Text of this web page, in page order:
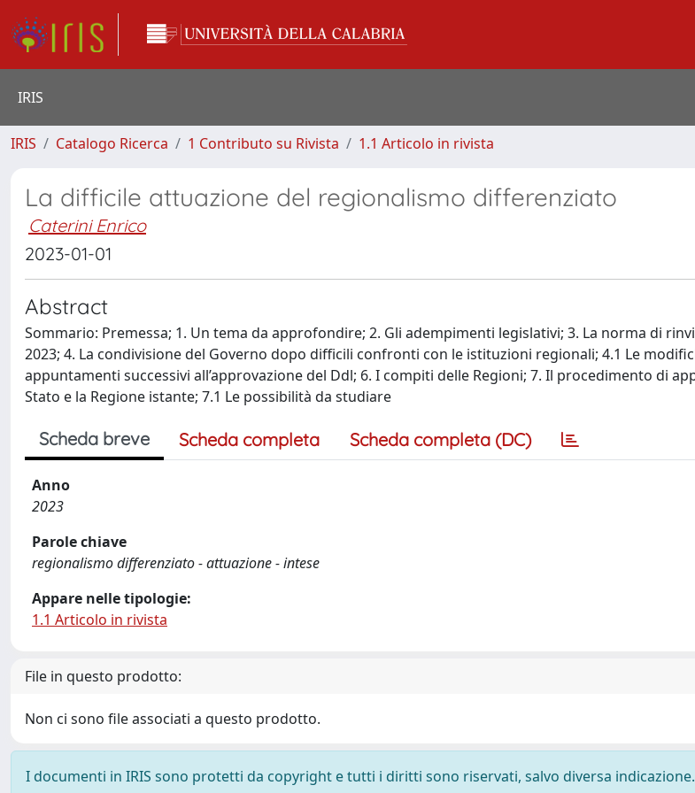
IRIS
IRIS Catalogo Ricerca 1 Contributo su Rivista 1.1 Articolo in rivista
La difficile attuazione del regionalismo differenziato
Caterini Enrico
2023-01-01
Abstract
Sommario: Premessa; 1. Un tema da approfondire; 2. Gli adempimenti legislativi; 3. La norma di
2023; 4. La condivisione del Governo dopo difficili confronti con le istituzioni regionali; 4.1 Le
appuntamenti successivi all’approvazione del Ddl; 6. I compiti delle Regioni; 7. Il procedimento di
Stato e la Regione istante; 7.1 Le possibilità da studiare
Scheda breve Scheda completa Scheda completa (DC)
Anno
2023
Parole chiave
regionalismo differenziato - attuazione - intese
Appare nelle tipologie:
1.1 Articolo in rivista
File in questo prodotto:
Non ci sono file associati a questo prodotto.
I documenti in IRIS sono protetti da copyright e tutti i diritti sono riservati, salvo diversa indicazione.